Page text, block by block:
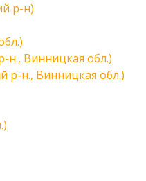
р-н)
н., Винницкая обл.)
р-н., Винницкая обл.)